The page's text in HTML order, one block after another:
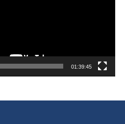
01:39:45